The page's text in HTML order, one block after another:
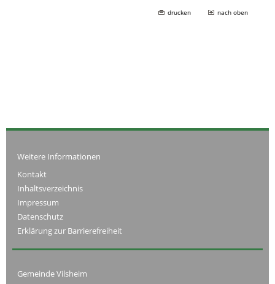
drucken nach oben
Weitere Informationen
Kontakt
Inhaltsverzeichnis
Impressum
Datenschutz
Erklärung zur Barrierefreiheit
Gemeinde Vilsheim